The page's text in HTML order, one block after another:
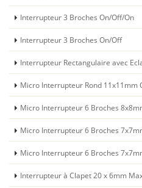
Interrupteur 3 Broches On/Off/On
Interrupteur 3 Broches On/Off
Interrupteur Rectangulaire avec
Micro Interrupteur Rond 11x11mm
Micro Interrupteur 6 Broches
Micro Interrupteur 6 Broches
Micro Interrupteur 6 Broches
Interrupteur à Clapet 20 x 6mm